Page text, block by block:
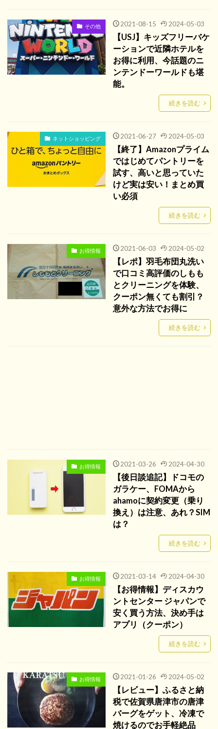
その他 2021-08-15 2024-05-03
【USJ】キッズフリーバケ
ーションで近隣ホテルを
お得に利用、今話題のニ
ンテンドーワールドも堪
能。
続きを読む
ネットショッピング 2021-06-27 2024-05-03
【終了】Amazonプライム
ではじめてパントリーを
試す、高いと思っていた
けど実は安い！まとめ買
い必須
続きを読む
お得情報 2021-06-03 2024-05-02
【レポ】羽毛布団丸洗い
で口コミ高評価のしもも
とクリーニングを体験、
クーポン無くても割引？
意外な方法でお得に
続きを読む
お得情報 2021-03-26 2024-04-30
【後日談追記】ドコモの
ガラケー、FOMAから
ahamoに契約変更（乗り
換え）は注意、あれ？SIM
は？
続きを読む
お得情報 2021-03-14 2024-04-30
【お得情報】ディスカウ
ントセンター ジャパンで
安く買う方法、決め手は
アプリ（クーポン）
続きを読む
お得情報 2021-01-26 2024-05-02
【レビュー】ふるさと納
税で佐賀県唐津市の唐津
バーグをゲット、冷凍で
焼けるのでお手軽絶品